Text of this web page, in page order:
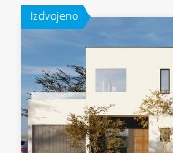
Izdvojeno